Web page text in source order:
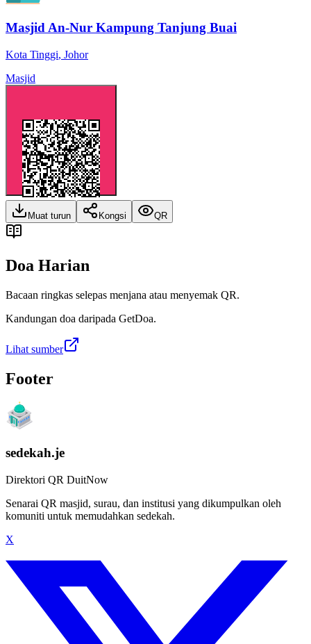
Masjid An-Nur Kampung Tanjung Buai
Kota Tinggi, Johor
Masjid
Muat turun Kongsi QR
Doa Harian
Bacaan ringkas selepas menjana atau menyemak QR.
Kandungan doa daripada GetDoa.
Lihat sumber
Footer
sedekah.je
Direktori QR DuitNow
Senarai QR masjid, surau, dan institusi yang dikumpulkan oleh
komuniti untuk memudahkan sedekah.
X